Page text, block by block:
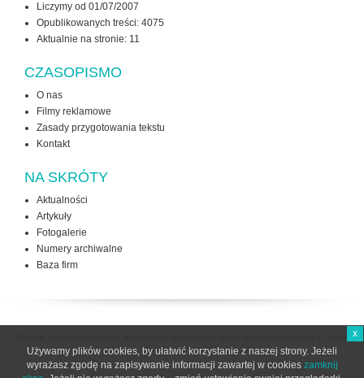
Liczymy od 01/07/2007
Opublikowanych treści: 4075
Aktualnie na stronie: 11
CZASOPISMO
O nas
Filmy reklamowe
Zasady przygotowania tekstu
Kontakt
NA SKRÓTY
Aktualności
Artykuły
Fotogalerie
Numery archiwalne
Baza firm
użytkowania strony
x
Używamy plików cookies, by ułatwić korzystanie z naszej strony. Jeżeli
wyrażasz zgodę na zapisywanie informacji zawartej w cookies zamknij